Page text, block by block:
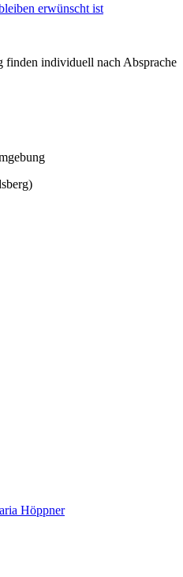
erwünscht ist
finden individuell nach Absprache
Höppner